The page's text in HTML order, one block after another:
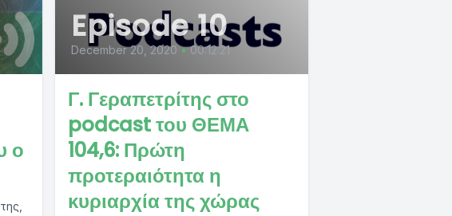
ο
Episode 10
December 20, 2020 • 00:12:21
Γ. Γεραπετρίτης στο
podcast του ΘΕΜΑ
104,6: Πρώτη
προτεραιότητα η
κυριαρχία της χώρας